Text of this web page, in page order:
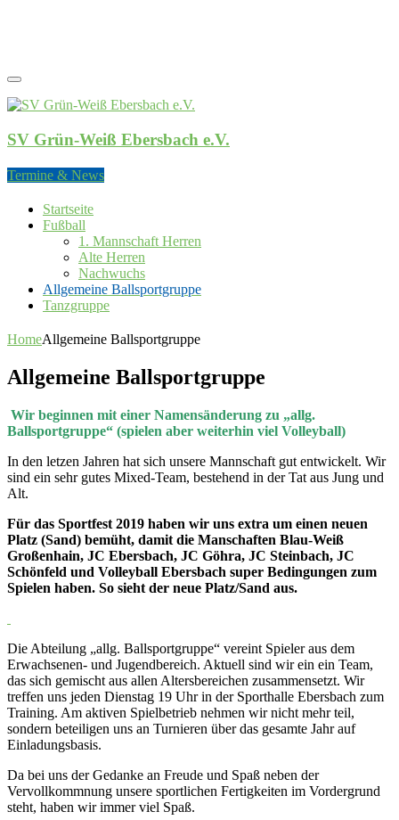
SV Grün-Weiß Ebersbach e.V.
Termine & News
Startseite
Fußball
1. Mannschaft Herren
Alte Herren
Nachwuchs
Allgemeine Ballsportgruppe
Tanzgruppe
HomeAllgemeine Ballsportgruppe
Allgemeine Ballsportgruppe
Wir beginnen mit einer Namensänderung zu „allg.
Ballsportgruppe“ (spielen aber weiterhin viel Volleyball)
In den letzen Jahren hat sich unsere Mannschaft gut entwickelt. Wir
sind ein sehr gutes Mixed-Team, bestehend in der Tat aus Jung und
Alt.
Für das Sportfest 2019 haben wir uns extra um einen neuen
Platz (Sand) bemüht, damit die Manschaften Blau-Weiß
Großenhain, JC Ebersbach, JC Göhra, JC Steinbach, JC
Schönfeld und Volleyball Ebersbach super Bedingungen zum
Spielen haben. So sieht der neue Platz/Sand aus.
Die Abteilung „allg. Ballsportgruppe“ vereint Spieler aus dem
Erwachsenen- und Jugendbereich. Aktuell sind wir ein ein Team,
das sich gemischt aus allen Altersbereichen zusammensetzt. Wir
treffen uns jeden Dienstag 19 Uhr in der Sporthalle Ebersbach zum
Training. Am aktiven Spielbetrieb nehmen wir nicht mehr teil,
sondern beteiligen uns an Turnieren über das gesamte Jahr auf
Einladungsbasis.
Da bei uns der Gedanke an Freude und Spaß neben der
Vervollkommnung unsere sportlichen Fertigkeiten im Vordergrund
steht, haben wir immer viel Spaß.